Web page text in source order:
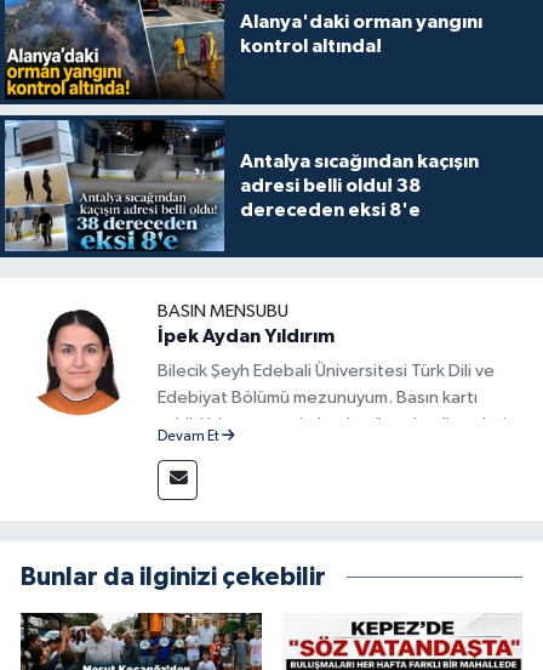
Alanya'daki orman yangını
kontrol altında!
Antalya sıcağından kaçışın
adresi belli oldu! 38
dereceden eksi 8'e
BASIN MENSUBU
İpek Aydan Yıldırım
Bilecik Şeyh Edebali Üniversitesi Türk Dili ve
Edebiyat Bölümü mezunuyum. Basın kartı
sahibi bir gazeteci olarak, güncel gelişmeleri
güvenilir ve tarafsız bilgilerle buluşturmayı
amaçlıyorum. Habercilik anlayışımda etik
alanlarda ürettiğim içeriklerle kamuoyuna
fayda sağla
Devam Et
Bunlar da ilginizi çekebilir